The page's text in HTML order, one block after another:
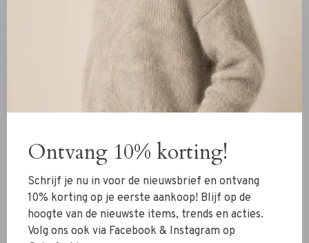
Toon 1 - 0 van 0
Schoenen
Sieraden
Accessoires
SALE
Ontvang 10% korting!
Schrijf je nu in voor de nieuwsbrief en ontvang
10% korting op je eerste aankoop! Blijf op de
hoogte van de nieuwste items, trends en acties.
Volg ons ook via Facebook & Instagram op